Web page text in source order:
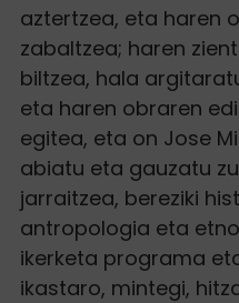
aztertzea, eta haren
zabaltzea; haren
biltzea, hala
eta haren obraren
egitea, eta on Jose
abiatu eta gauzatu
jarraitzea, bereziki
antropologia eta
ikerketa programa
ikastaro, mintegi,